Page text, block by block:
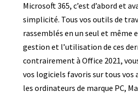
Microsoft 365, c’est d’abord et
simplicité. Tous vos outils de
rassemblés en un seul et
gestion et l’utilisation de ces
contrairement à Office 2021,
vos logiciels favoris sur tous
les ordinateurs de marque PC,